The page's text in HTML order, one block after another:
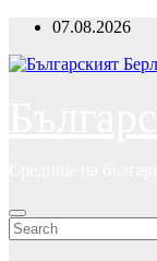
Skip
content
07.08.2026